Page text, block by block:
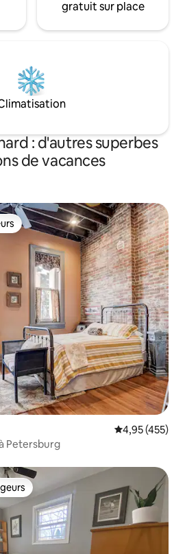
gratuit sur place
: d'autres superbes
de vacances
Évaluation
4,95 (455)
Petersburg
les plus appréciés